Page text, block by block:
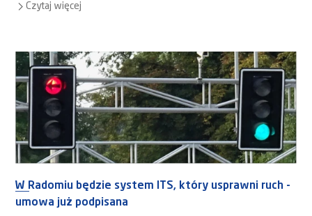
Czytaj więcej
W Radomiu będzie system ITS, który usprawni ruch -
umowa już podpisana